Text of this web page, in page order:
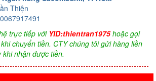
Thiện
trực tiếp với YID:thientran1975hoặc gọi
chuyển tiền. CTY chúng tôi gửi hàng liền
khi nhận được tiền.